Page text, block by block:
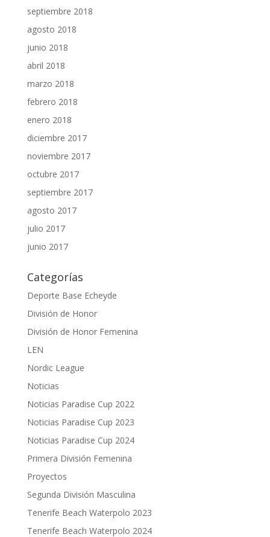
septiembre 2018
agosto 2018
junio 2018
abril 2018
marzo 2018
febrero 2018
enero 2018
diciembre 2017
noviembre 2017
octubre 2017
septiembre 2017
agosto 2017
julio 2017
junio 2017
Categorías
Deporte Base Echeyde
División de Honor
División de Honor Femenina
LEN
Nordic League
Noticias
Noticias Paradise Cup 2022
Noticias Paradise Cup 2023
Noticias Paradise Cup 2024
Primera División Femenina
Proyectos
Segunda División Masculina
Tenerife Beach Waterpolo 2023
Tenerife Beach Waterpolo 2024